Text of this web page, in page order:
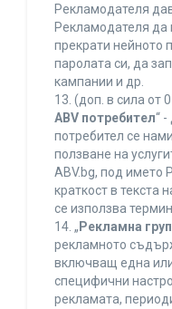
Рекламодателя
Рекламодателя да
прекрати нейното
паролата си, да
кампании и др.
13. (доп. в сила от
ABV потребител“
потребител се
ползване на
ABV.bg, под името
краткост в текста
се използва
14. „ Рекламна
рекламното
включващ една
специфични
рекламата,